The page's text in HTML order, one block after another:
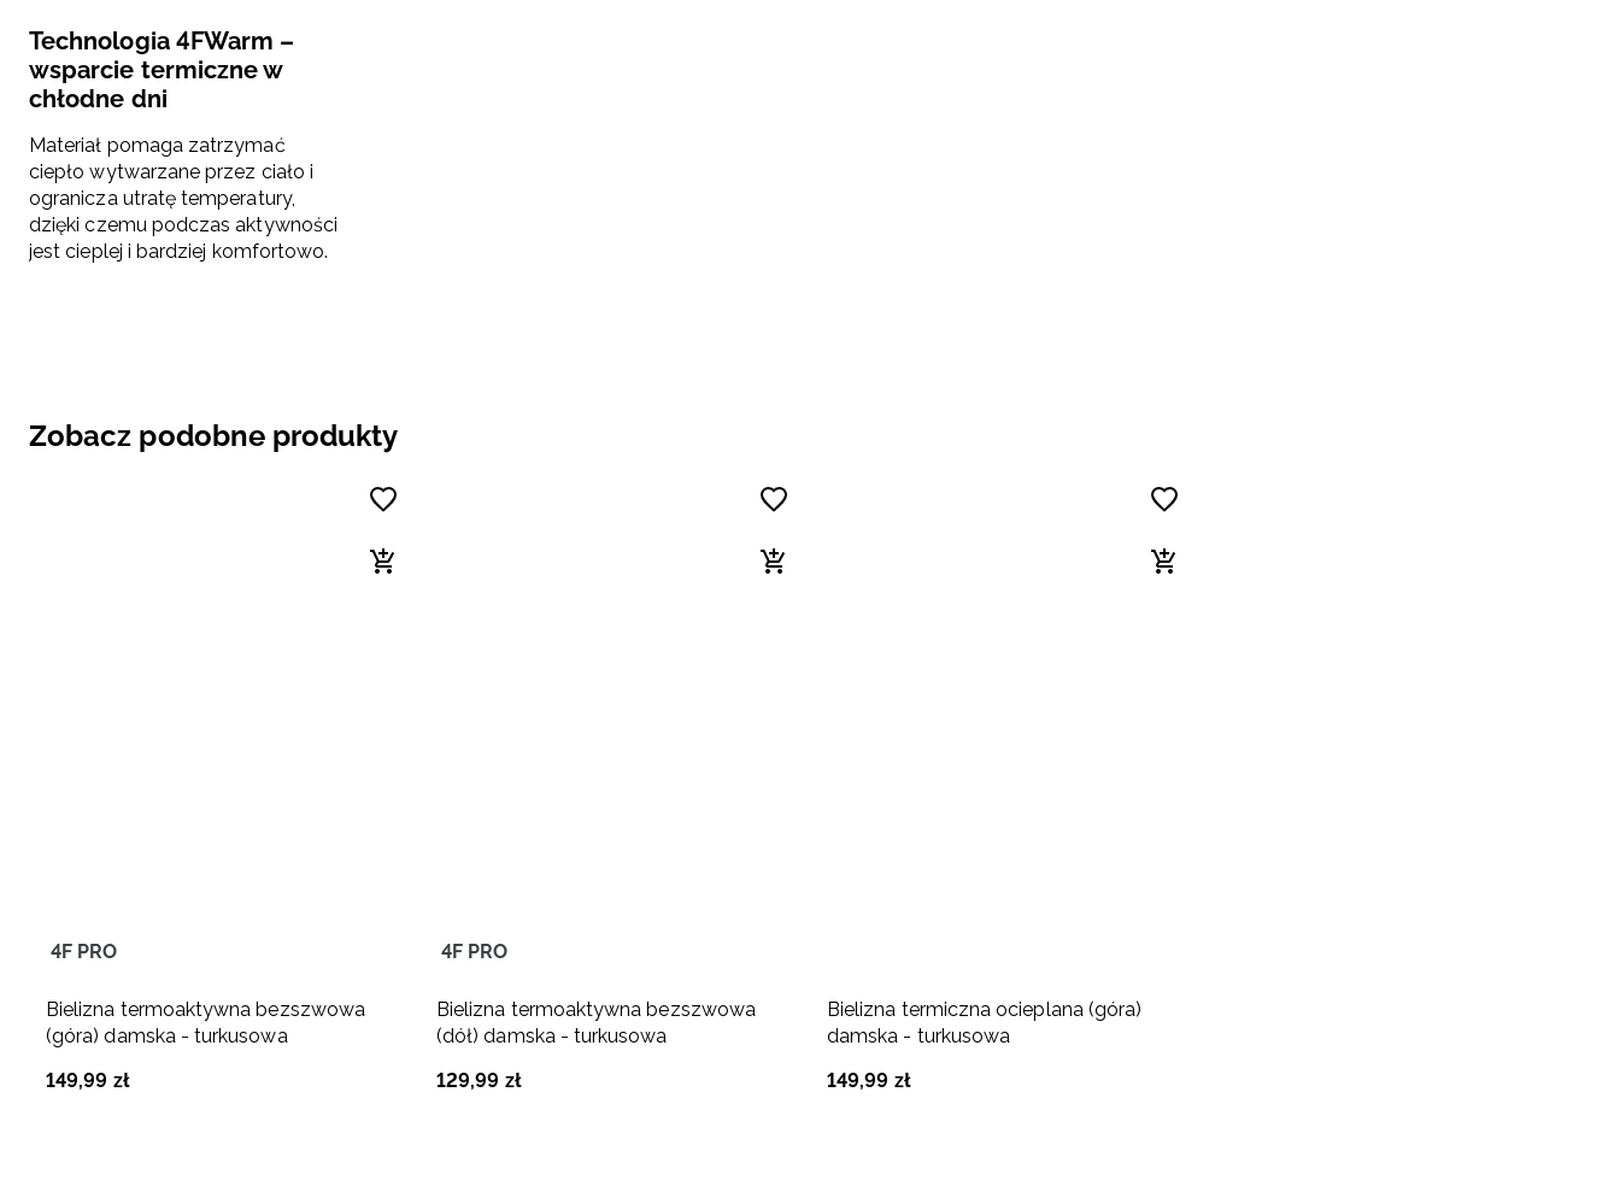
Technologia 4FWarm –
wsparcie termiczne w
chłodne dni
Materiał pomaga zatrzymać
ciepło wytwarzane przez ciało i
ogranicza utratę temperatury,
dzięki czemu podczas aktywności
jest cieplej i bardziej komfortowo.
Zobacz podobne produkty
4F PRO
Bielizna termoaktywna bezszwowa
(góra) damska - turkusowa
149,99 zł
4F PRO
Bielizna termoaktywna bezszwowa
(dół) damska - turkusowa
129,99 zł
Bielizna termiczna ocieplana (góra)
damska - turkusowa
149,99 zł